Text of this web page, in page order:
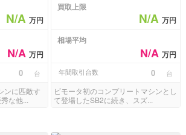
N/A万円
N/A万円
0 台
ンに匹敵す
な他...
買取上限
N/A 万円
相場平均
N/A 万円
年間取引台数 0 台
ビモータ初のコンプリートマシンとし
て登場したSB2に続き、スズ...